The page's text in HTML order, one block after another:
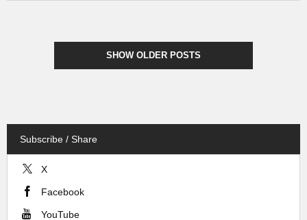
SHOW OLDER POSTS
Subscribe / Share
X
Facebook
YouTube